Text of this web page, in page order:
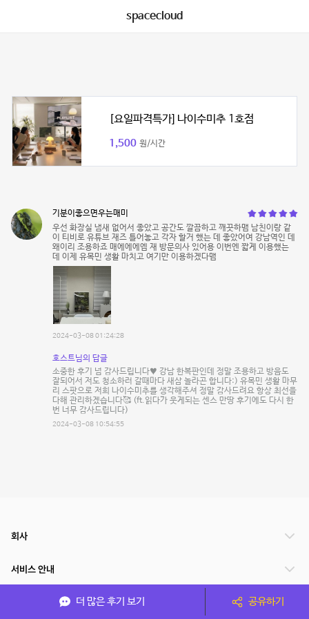
spacecloud
[요일파격특가] 나이수미추 1호점
1,500 원/시간
기분이좋으면우는매미
우선 화장실 냄새 없어서 좋았고 공간도 깔끔하고 깨끗하맴 남친이랑 같
이 티비로 유튜브 재즈 틀어놓고 각자 할거 했는 데 좋았어여 강남역인 데
왜이리 조용하죠 매에에에엠 재 방문의사 있어용 이번엔 짧게 이용했는
데 이제 유목민 생활 마치고 여기만 이용하겠다맴
2024-03-08 01:24:28
호스트님의 답글
소중한 후기 넘 감사드립니다♥️ 강남 한복판인데 정말 조용하고 방음도
잘되어서 저도 청소하러 갈때마다 새삼 놀라곤 합니다:) 유목민 생활 마무
리 스팟으로 저희 나이수미추를 생각해주셔 정말 감사드려요 항상 최선을
다해 관리하겠습니다🥰 (ft.읽다가 웃게되는 센스 만땅 후기에도 다시 한
번 너무 감사드립니다)
2024-03-08 10:54:55
더 많은 후기 보기 공유하기
회사
서비스 안내